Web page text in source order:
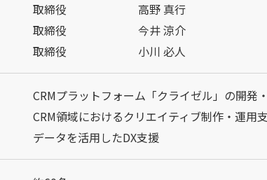
取締役
高野 真行
取締役
今井 涼介
取締役
小川 必人
CRMプラットフォーム「クライゼル」の開発
CRM領域におけるクリエイティブ制作・運用
データを活用したDX支援